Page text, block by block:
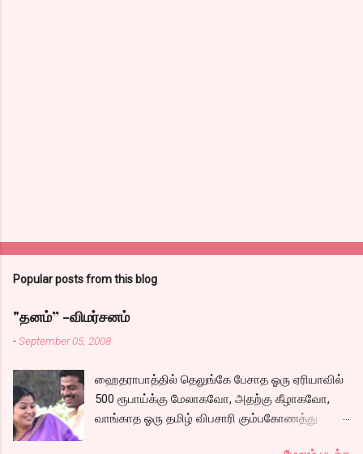
Popular posts from this blog
"தனம்” -விமர்சனம்
-September 05, 2008
ஹைதராபாத்தில் தெலுங்கே பேசாத ஓரு ஏரியாவில்
500 ரூபாய்க்கு மேலாகவோ, அதற்கு கீழாகவோ,
வாங்காத ஓரு தமிழ் விபசாரி கும்பகோணத்து